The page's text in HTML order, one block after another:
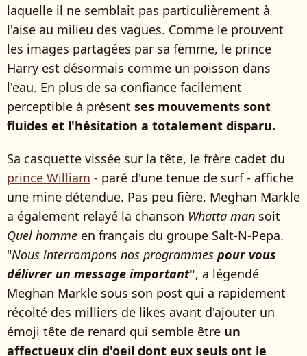
laquelle il ne semblait pas particulièrement à
l'aise au milieu des vagues. Comme le prouvent
les images partagées par sa femme, le prince
Harry est désormais comme un poisson dans
l'eau. En plus de sa confiance facilement
perceptible à présent ses mouvements sont
fluides et l'hésitation a totalement disparu.
Sa casquette vissée sur la tête, le frère cadet du
prince William - paré d'une tenue de surf - affiche
une mine détendue. Pas peu fière, Meghan Markle
a également relayé la chanson Whatta man soit
Quel homme en français du groupe Salt-N-Pepa.
"Nous interrompons nos programmes pour vous
délivrer un message important", a légendé
Meghan Markle sous son post qui a rapidement
récolté des milliers de likes avant d'ajouter un
émoji tête de renard qui semble être un
affectueux clin d'oeil dont eux seuls ont le